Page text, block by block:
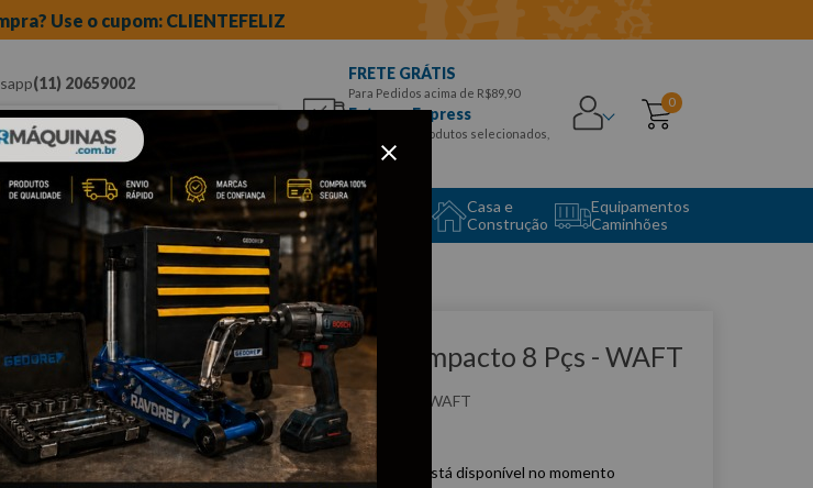
Use o cupom: CLIENTEFELIZ
(11) 20659002
FRETE GRÁTIS
Para Pedidos acima de R$89,90
Entrega Express
para CEPS e produtos selecionados,
Aproveite!
0
Ferramentas
Automotivas Especiais
Equipamento
Auto Center
Casa e
Construção
Equipamentos
Caminhões
Clique e veja!
Jogo Bits Impacto 8 Pçs - WAFT
F6178 WAFT
Este produto não está disponível no momento